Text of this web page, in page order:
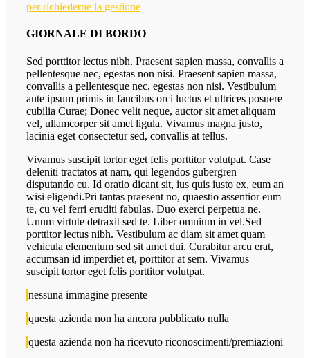
per richiederne la gestione
GIORNALE DI BORDO
Sed porttitor lectus nibh. Praesent sapien massa, convallis a
pellentesque nec, egestas non nisi. Praesent sapien massa,
convallis a pellentesque nec, egestas non nisi. Vestibulum
ante ipsum primis in faucibus orci luctus et ultrices posuere
cubilia Curae; Donec velit neque, auctor sit amet aliquam
vel, ullamcorper sit amet ligula. Vivamus magna justo,
lacinia eget consectetur sed, convallis at tellus.
Vivamus suscipit tortor eget felis porttitor volutpat. Case
deleniti tractatos at nam, qui legendos gubergren
disputando cu. Id oratio dicant sit, ius quis iusto ex, eum an
wisi eligendi.Pri tantas praesent no, quaestio assentior eum
te, cu vel ferri eruditi fabulas. Duo exerci perpetua ne.
Unum virtute detraxit sed te. Liber omnium in vel.Sed
porttitor lectus nibh. Vestibulum ac diam sit amet quam
vehicula elementum sed sit amet dui. Curabitur arcu erat,
accumsan id imperdiet et, porttitor at sem. Vivamus
suscipit tortor eget felis porttitor volutpat.
nessuna immagine presente
questa azienda non ha ancora pubblicato nulla
questa azienda non ha ricevuto riconoscimenti/premiazioni